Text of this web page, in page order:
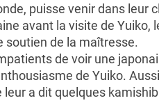
puisse venir dans leur
avant la visite de Yuiko,
soutien de la maîtresse.
de voir une
de Yuiko.
leur a dit quelques